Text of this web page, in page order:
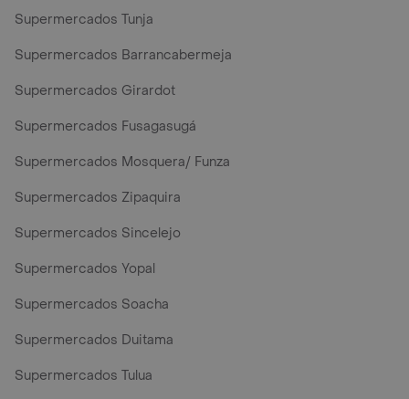
Supermercados Tunja
Supermercados Barrancabermeja
Supermercados Girardot
Supermercados Fusagasugá
Supermercados Mosquera/ Funza
Supermercados Zipaquira
Supermercados Sincelejo
Supermercados Yopal
Supermercados Soacha
Supermercados Duitama
Supermercados Tulua